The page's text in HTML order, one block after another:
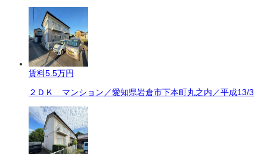
賃料5.5万円
２ＤＫ マンション／愛知県岩倉市下本町丸之内／平成13/3